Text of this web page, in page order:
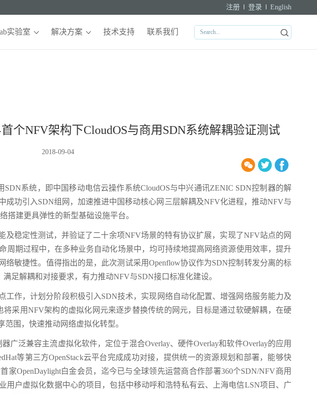
注册 登录 English
实验室 解决方案 技术支持 联系我们
个NFV架构下CloudOS与商用SDN系统解耦验证测试
2018-09-04
系统，即中国移动电信云操作系统CloudOS与中兴通讯ZENIC SDN控制器的解
成功引入SDN组网，加速推进中国移动核心网三层解耦及NFV化进程，推动NFV与
搭建更具弹性的新型基础设施平台。
及稳定性测试，并验证了二十余项NFV场景的特有协议扩展，实现了NFV站点的网
周期过程中，在多种业务自动化场景中，均可持续地提高网络资源使用效率，提升
络敏捷性。值得指出的是，此次测试采用Openflow协议作为SDN控制转发分离的标
足解耦和对接要求，有力推动NFV与SDN接口标准化建设。
工作，计划分阶段积极引入SDN技术，实现网络自动化配置、增强网络服务能力及
采用NFV架构的虚拟化网元来逐步替换传统的网元，目标是通过软硬解耦，在硬
围，快速推动网络虚拟化转型。
广泛兼容主流虚拟化软件，定位于混合Overlay、硬件Overlay和软件Overlay的应用
等第三方OpenStack云平台完成成功对接，提供统一的资源规划和部署，能够快
OpenDaylight白金会员，迄今已与全球领先运营商合作部署360个SDN/NFV商用
用户虚拟化数据中心的项目，包括中移动呼和浩特私有云、上海电信LSN项目、广